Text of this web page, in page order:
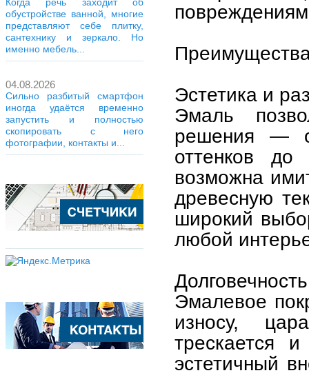
обустройстве ванной, многие
представляют себе плитку,
сантехнику и зеркало. Но
именно мебель...
04.08.2026
Сильно разбитый смартфон
иногда удаётся временно
запустить и полностью
скопировать с него
фотографии, контакты и...
Эстетика и
Эмаль
решения —
оттенков
возможна
древесную
широкий
любой
Эмалевое
износу,
трескается
эстетичный